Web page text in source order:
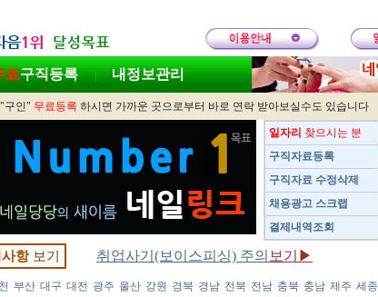
료구직등록 | 내정보관리
구인" 무료등록 하시면 가까운 곳으로부터 바로 연락 받아보실수도 있습니다
일자리 찾으시는 분
구직자료등록
구직자료 수정삭제
채용광고 스크랩
결제내역조회
사항 보기 취업사기(보이스피싱) 주의 보기▶
부산 대구 대전 광주 울산 강원 경북 경남 전북 전남 충북 충남 제주 세종